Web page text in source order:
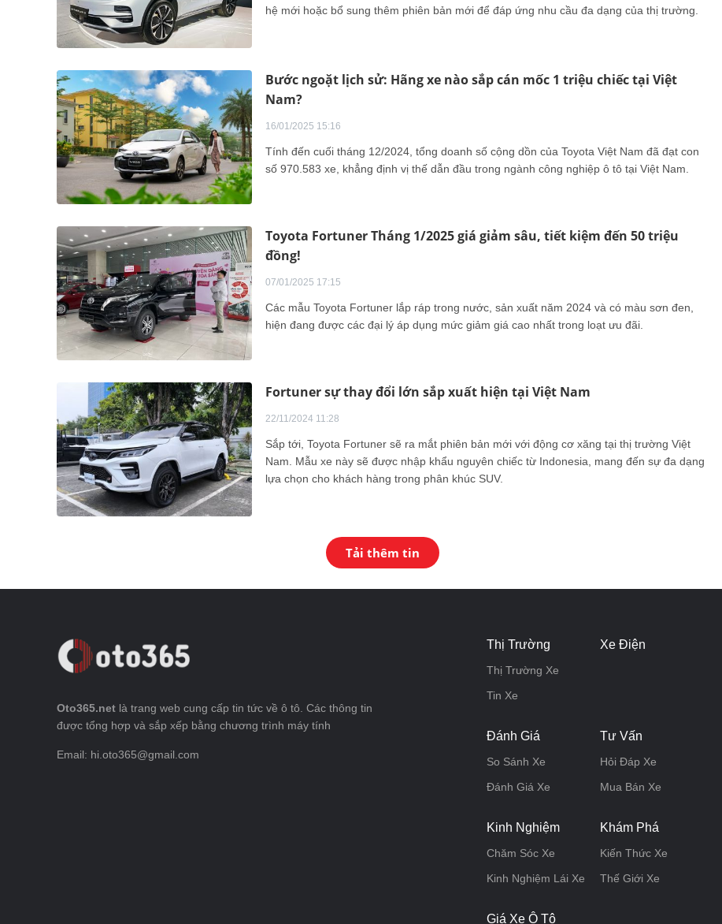
hệ mới hoặc bổ sung thêm phiên bản mới để đáp ứng nhu cầu đa dạng của thị trường.
Bước ngoặt lịch sử: Hãng xe nào sắp cán mốc 1 triệu chiếc tại Việt
Nam?
16/01/2025 15:16
Tính đến cuối tháng 12/2024, tổng doanh số cộng dồn của Toyota Việt Nam đã đạt con
số 970.583 xe, khẳng định vị thế dẫn đầu trong ngành công nghiệp ô tô tại Việt Nam.
Toyota Fortuner Tháng 1/2025 giá giảm sâu, tiết kiệm đến 50 triệu
đồng!
07/01/2025 17:15
Các mẫu Toyota Fortuner lắp ráp trong nước, sản xuất năm 2024 và có màu sơn đen,
hiện đang được các đại lý áp dụng mức giảm giá cao nhất trong loạt ưu đãi.
Fortuner sự thay đổi lớn sắp xuất hiện tại Việt Nam
22/11/2024 11:28
Sắp tới, Toyota Fortuner sẽ ra mắt phiên bản mới với động cơ xăng tại thị trường Việt
Nam. Mẫu xe này sẽ được nhập khẩu nguyên chiếc từ Indonesia, mang đến sự đa dạng
lựa chọn cho khách hàng trong phân khúc SUV.
Tải thêm tin
Oto365.net là trang web cung cấp tin tức về ô tô. Các thông tin
được tổng hợp và sắp xếp bằng chương trình máy tính
Email: hi.oto365@gmail.com
Thị Trường
Thị Trường Xe
Tin Xe
Xe Điện
Đánh Giá
So Sánh Xe
Đánh Giá Xe
Tư Vấn
Hỏi Đáp Xe
Mua Bán Xe
Kinh Nghiệm
Chăm Sóc Xe
Kinh Nghiệm Lái Xe
Khám Phá
Kiến Thức Xe
Thế Giới Xe
Giá Xe Ô Tô